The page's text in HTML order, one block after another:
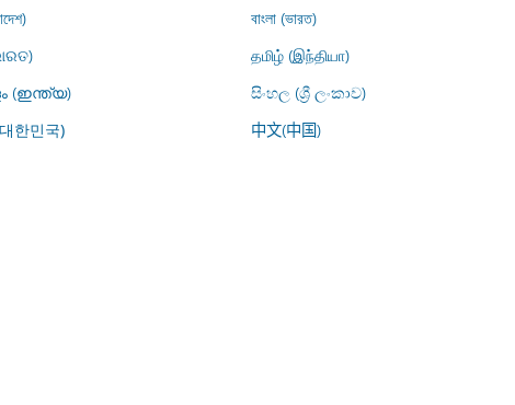
বাংলা (ভারত)
தமிழ் (இந்தியா)
(ഇന്ത്യ) සිංහල (ශ්‍රී ලංකාව)
한민국) 中文(中国)